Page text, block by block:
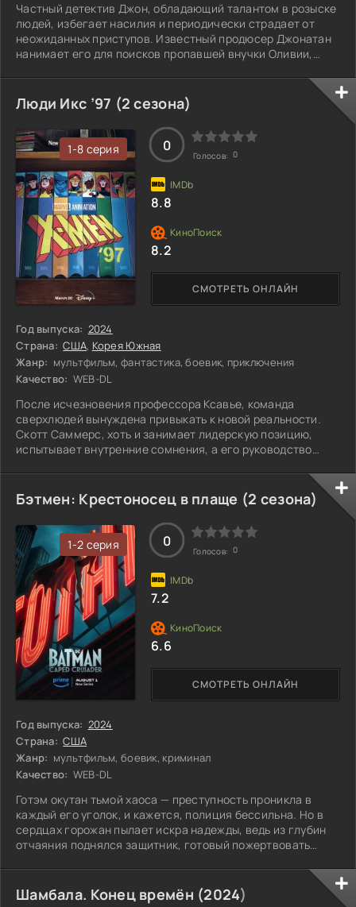
Частный детектив Джон, обладающий талантом в розыске
людей, избегает насилия и периодически страдает от
неожиданных приступов. Известный продюсер Джонатан
нанимает его для поисков пропавшей внучки Оливии,
запрещенными веществами. В процессе расследования
сыщик обнаруживает множество неприятных секретов
семейства, и вскоре его жизнь оказывается под угрозой.
Однако за каждым поворотом скрывается нечто, что
может полностью изменить ход событий...
Люди Икс ’97 (2 сезона)
1-8 серия
Год выпуска: 2024
Страна: США, Корея Южная
Жанр: мультфильм, фантастика, боевик, приключения
Качество: WEB-DL
После исчезновения профессора Ксавье, команда
сверхлюдей вынуждена привыкать к новой реальности.
Скотт Саммерс, хоть и занимает лидерскую позицию,
испытывает внутренние сомнения, а его руководство
ожидая ребенка, убеждает супруга оставить миссию ради
спокойствия будущей семьи. Несмотря на официальное
признание их заслуг, общество остается разделенным в
отношении особенных героев. Однако грядущие события
могут изменить всё, но готовы ли они к
СМОТРЕТЬ ОНЛАЙН
0
Голосов: 0
8.8
8.2
Бэтмен: Крестоносец в плаще (2 сезона)
1-2 серия
Год выпуска: 2024
Страна: США
Жанр: мультфильм, боевик, криминал
Качество: WEB-DL
Готэм окутан тьмой хаоса — преступность проникла в
каждый его уголок, и кажется, полиция бессильна. Но в
сердцах горожан пылает искра надежды, ведь из глубин
отчаяния поднялся защитник, готовый пожертвовать
вооружившись не только технологиями, но и несгибаемой
волей, бросает вызов злодеям, угрожающим разрушить
СМОТРЕТЬ ОНЛАЙН
0
Голосов: 0
7.2
6.6
Шамбала. Конец времён (2024)